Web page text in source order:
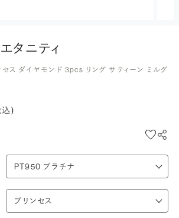
タニティ
ス ダイヤモンド 3pcs リング サティーン ミルグ
込)